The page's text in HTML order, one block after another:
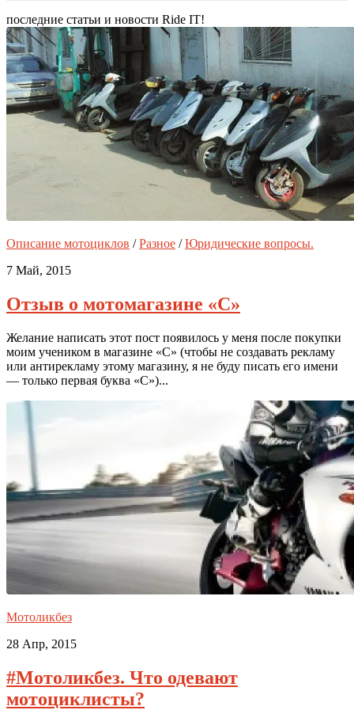
последние статьи и новости Ride IT!
Описание мотоциклов /Разное /Юридические вопросы.
7 Май, 2015
Отзыв о мотомагазине «С»
Желание написать этот пост появилось у меня после покупки
моим учеником в магазине «С» (чтобы не создавать рекламу
или антирекламу этому магазину, я не буду писать его имени
— только первая буква «С»)...
Мотоликбез
28 Апр, 2015
#Мотоликбез. Что одевают
мотоциклисты?